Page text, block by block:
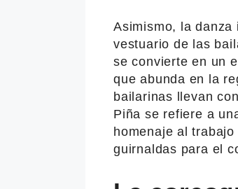
Asimismo, la danza
vestuario de las
se convierte en un
que abunda en la
bailarinas llevan
Piña se refiere a
homenaje al
guirnaldas para el